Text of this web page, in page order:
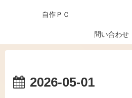
自作ＰＣ
問い合わせ
2026-05-01